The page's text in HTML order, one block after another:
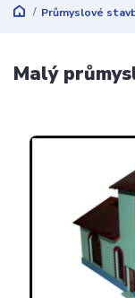
Průmyslové
Malý